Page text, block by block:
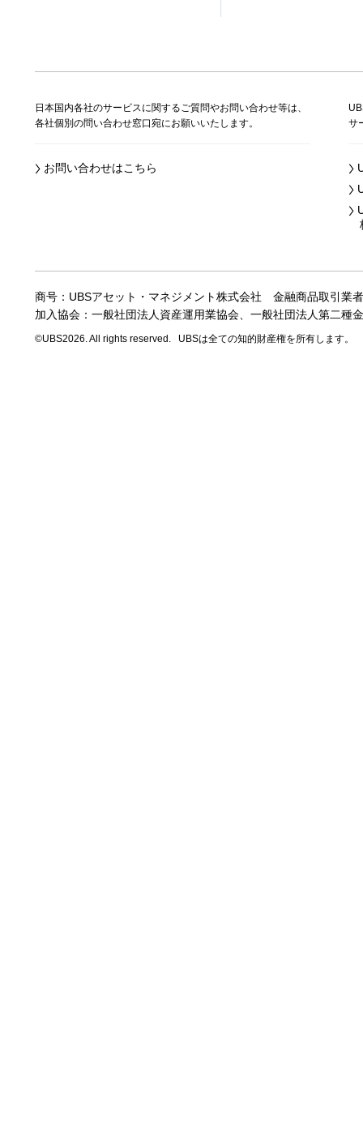
日本国内各社のサービスに関するご質問やお問い合わせ等は、
各社個別の問い合わせ窓口宛にお願いいたします。
お問い合わせはこちら
サ
商号：UBSアセット・マネジメント株式会社 金融商品取引
加入協会：一般社団法人資産運用業協会、 一般社団法人第二種
©UBS2026. All rights reserved. UBSは全ての知的財産権を所有します。